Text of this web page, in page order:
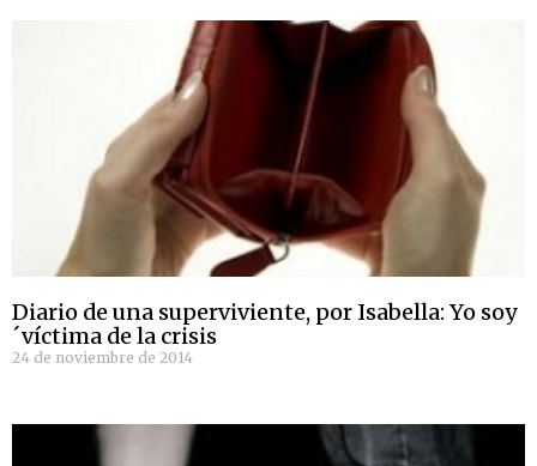
Diario de una superviviente, por Isabella: Yo soy
´víctima de la crisis
24 de noviembre de 2014